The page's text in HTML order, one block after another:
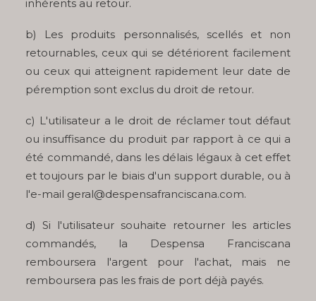
inhérents au retour.
b) Les produits personnalisés, scellés et non
retournables, ceux qui se détériorent facilement
ou ceux qui atteignent rapidement leur date de
péremption sont exclus du droit de retour.
c) L'utilisateur a le droit de réclamer tout défaut
ou insuffisance du produit par rapport à ce qui a
été commandé, dans les délais légaux à cet effet
et toujours par le biais d'un support durable, ou à
l'e-mail geral@despensafranciscana.com.
d) Si l'utilisateur souhaite retourner les articles
commandés, la Despensa Franciscana
remboursera l'argent pour l'achat, mais ne
remboursera pas les frais de port déjà payés.